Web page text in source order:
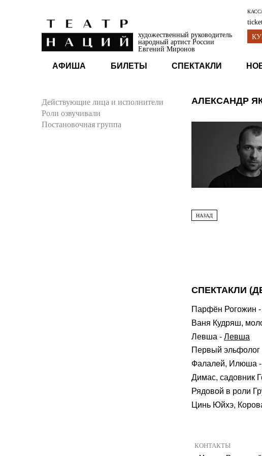
художественный руководитель
народный артист России
Евгений Миронов
АФИША БИЛЕТЫ СПЕКТАКЛИ
Действующие лица и исполнители
Роли озвучивали
Постановочная группа
АЛЕКСАНДР
НАЗАД
СПЕКТАКЛИ
Парфён Рогожин -
Ваня Кудряш,
Левша - Левша
Первый эльфолог
Фалалей, Илюша -
Димас, садовник
Рядовой в роли
Цинь Юйхэ,
КОНТАКТЫ